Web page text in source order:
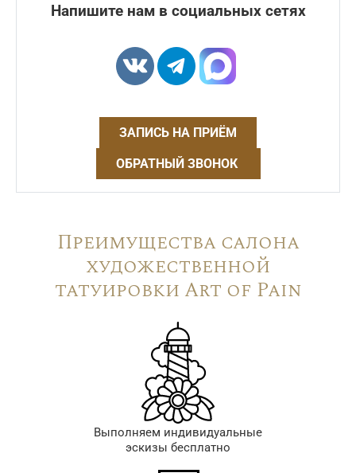
Напишите нам в социальных сетях
ЗАПИСЬ НА ПРИЁМ
ОБРАТНЫЙ ЗВОНОК
Преимущества салона
художественной
татуировки Art of Pain
Выполняем индивидуальные
эскизы бесплатно